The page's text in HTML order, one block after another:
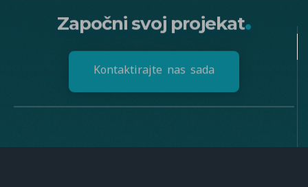
Započni svoj projekat.
Kontaktirajte nas sada